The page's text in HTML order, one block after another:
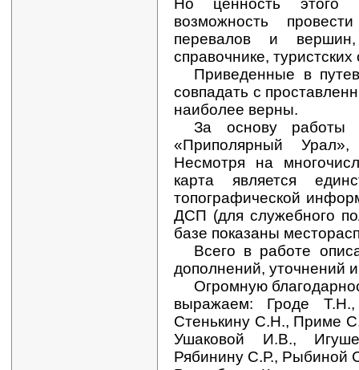
Но ценность этого
возможность
перевалов и
справочнике,
Приведенные в
совпадать с
наиболее верны.
За основу работы
«Приполярный
Несмотря на
карта является
топографической
ДСП (для служебного
базе показаны
Всего в работе
дополнений, уточнений
Огромную
выражаем: Гроде
Стенькину С.Н., Приме
Ушаковой И.В.,
Рябинину С.Р., Рыбиной